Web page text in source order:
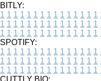
BITLY:
1 1 1 1 1 1 1 1 1 1 1 1 1 1 1
1 1 1 1 1 1 1 1 1 1 1 1 1 1 1
1 1 1 1 1 1 1 1 1 1 1 1 1 1 1
SPOTIFY:
1 1 1 1 1 1 1 1 1 1 1 1 1 1 1
1 1 1 1 1 1 1 1 1 1 1 1 1 1 1
1 1 1 1 1 1 1 1 1 1 1 1 1 1 1
CUTTLY BIO: